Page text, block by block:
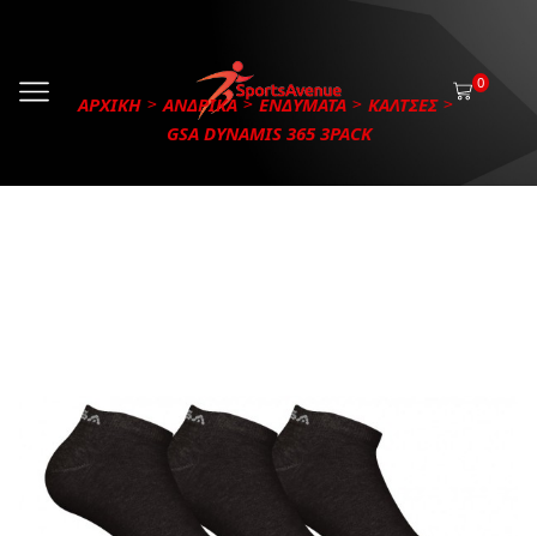
0
ΑΡΧΙΚΗ ΑΝΔΡΙΚΑ ΕΝΔΥΜΑΤΑ
ΚΑΛΤΣΕΣ
GSA DYNAMIS 365 3PACK